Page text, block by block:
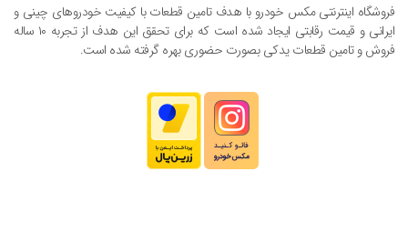
فروشگاه اینترنتی مکس خودرو با هدف تامین قطعات با کیفیت خودروهای چینی و
ایرانی و قیمت رقابتی ایجاد شده است که برای تحقق این هدف از تجربه ۱۰ ساله
فروش و تامین قطعات یدکی بصورت حضوری بهره گرفته شده است.